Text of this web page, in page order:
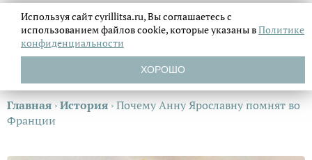
Главная ›История ›Почему Анну Ярославну помнят во
Франции
Используя сайт cyrillitsa.ru, Вы соглашаетесь с
использованием файловcookie, которые указаны вПолитике
конфиденциальности
ХОРОШО